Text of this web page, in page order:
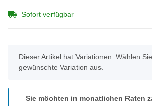
Sofort verfügbar
x
Dieser Artikel hat Variationen. Wählen
gewünschte Variation aus.
Sie möchten in monatlichen Raten